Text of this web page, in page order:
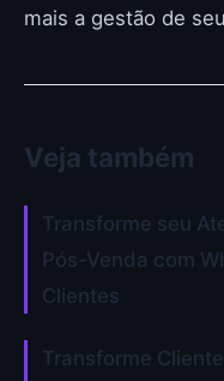
mais a gestão de
Veja também
Transforme seu
Pós-Venda com
Clientes
Transforme